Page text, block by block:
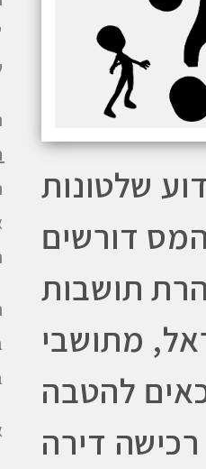
שלטונות
המס דורשים
תושבות
מתושבי
להטבה
דירה